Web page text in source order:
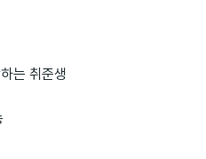
는 취준생